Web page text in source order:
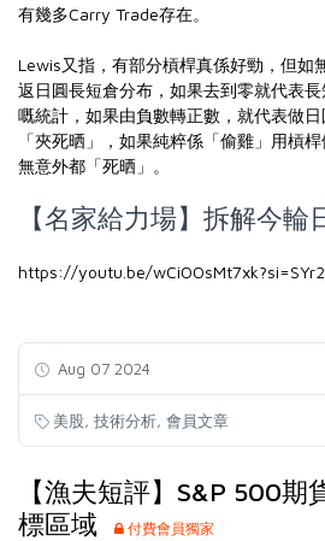
有幾多Carry Trade存在。
Lewis又指，有部分槓桿真係好勁，但如
返日圓長短倉分布，如果去到零就代表
嘅統計，如果由負數轉正數，就代表做
「夾死晒」，如果純粹係「偷雞」用槓
無意外都「死晒」。
【名家給力場】拆解今輪
https://youtu.be/
Aug 07 2024
美股 技術分析 會員文章
【漁夫短評】S&P 500期
標區域
付費會員獨家